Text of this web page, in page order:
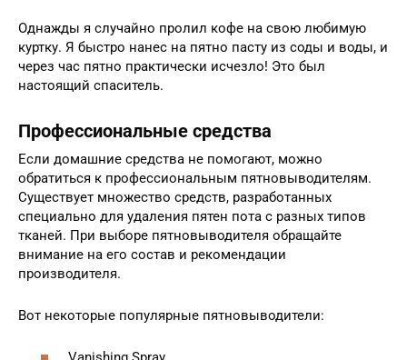
Однажды я случайно пролил кофе на свою любимую
куртку. Я быстро нанес на пятно пасту из соды и воды, и
через час пятно практически исчезло! Это был
настоящий спаситель.
Профессиональные средства
Если домашние средства не помогают, можно
обратиться к профессиональным пятновыводителям.
Существует множество средств, разработанных
специально для удаления пятен пота с разных типов
тканей. При выборе пятновыводителя обращайте
внимание на его состав и рекомендации
производителя.
Вот некоторые популярные пятновыводители: